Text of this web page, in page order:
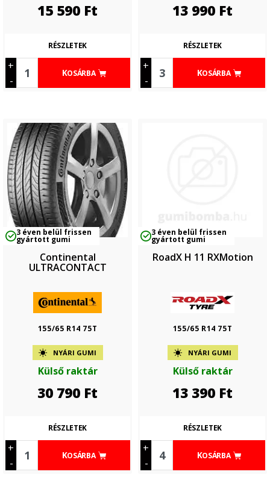
15 590 Ft
+
-
KOSÁRBA
RÉSZLETEK
13 990 Ft
+
-
KOSÁRBA
RÉSZLETEK
3 éven belül frissen
gyártott gumi
Continental
ULTRACONTACT
155/65 R14 75T
NYÁRI GUMI
Külső raktár
30 790 Ft
+
-
KOSÁRBA
RÉSZLETEK
3 éven belül frissen
gyártott gumi
RoadX H 11 RXMotion
155/65 R14 75T
NYÁRI GUMI
Külső raktár
13 390 Ft
+
-
KOSÁRBA
RÉSZLETEK